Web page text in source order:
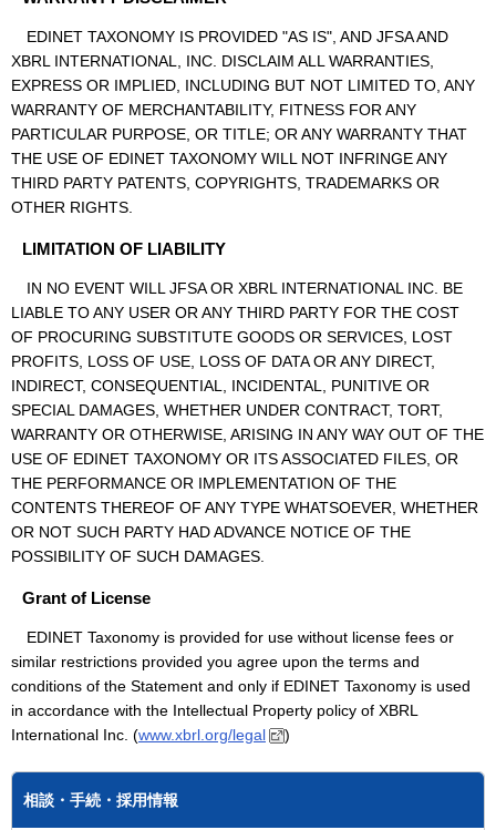
EDINET TAXONOMY IS PROVIDED "AS IS", AND JFSA AND
XBRL INTERNATIONAL, INC. DISCLAIM ALL WARRANTIES,
EXPRESS OR IMPLIED, INCLUDING BUT NOT LIMITED TO, ANY
WARRANTY OF MERCHANTABILITY, FITNESS FOR ANY
PARTICULAR PURPOSE, OR TITLE; OR ANY WARRANTY THAT
THE USE OF EDINET TAXONOMY WILL NOT INFRINGE ANY
THIRD PARTY PATENTS, COPYRIGHTS, TRADEMARKS OR
OTHER RIGHTS.
LIMITATION OF LIABILITY
IN NO EVENT WILL JFSA OR XBRL INTERNATIONAL INC. BE
LIABLE TO ANY USER OR ANY THIRD PARTY FOR THE COST
OF PROCURING SUBSTITUTE GOODS OR SERVICES, LOST
PROFITS, LOSS OF USE, LOSS OF DATA OR ANY DIRECT,
INDIRECT, CONSEQUENTIAL, INCIDENTAL, PUNITIVE OR
SPECIAL DAMAGES, WHETHER UNDER CONTRACT, TORT,
WARRANTY OR OTHERWISE, ARISING IN ANY WAY OUT OF THE
USE OF EDINET TAXONOMY OR ITS ASSOCIATED FILES, OR
THE PERFORMANCE OR IMPLEMENTATION OF THE
CONTENTS THEREOF OF ANY TYPE WHATSOEVER, WHETHER
OR NOT SUCH PARTY HAD ADVANCE NOTICE OF THE
POSSIBILITY OF SUCH DAMAGES.
Grant of License
EDINET Taxonomy is provided for use without license fees or
similar restrictions provided you agree upon the terms and
conditions of the Statement and only if EDINET Taxonomy is used
in accordance with the Intellectual Property policy of XBRL
International Inc. (www.xbrl.org/legal )
相談・手続・採用情報